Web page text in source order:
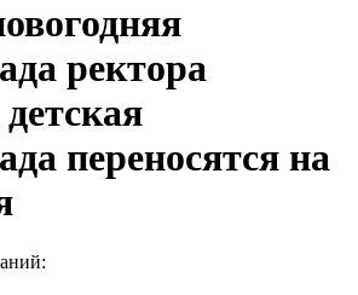
ректора
переносятся на